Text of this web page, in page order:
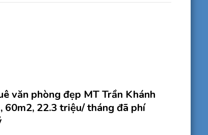
văn phòng đẹp MT Trần Khánh
60m2, 22.3 triệu/ tháng đã phí